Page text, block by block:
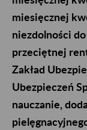
miesięcznej
niezdolności
przeciętnej
Zakład
Ubezpieczeń
nauczanie,